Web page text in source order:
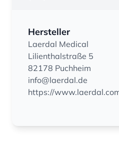
Hersteller
Laerdal Medical
Lilienthalstraße 5
82178 Puchheim
info@laerdal.de
https://